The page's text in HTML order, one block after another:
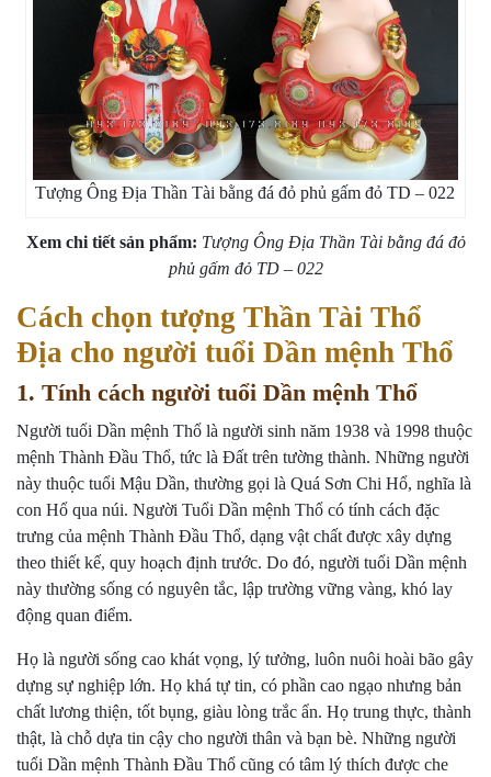
Tượng Ông Địa Thần Tài bằng đá đỏ phủ gấm đỏ TD – 022
Xem chi tiết sản phẩm: Tượng Ông Địa Thần Tài bằng đá đỏ
phủ gấm đỏ TD – 022
Cách chọn tượng Thần Tài Thổ
Địa cho người tuổi Dần mệnh Thổ
1. Tính cách người tuổi Dần mệnh Thổ
Người tuổi Dần mệnh Thổ là người sinh năm 1938 và 1998 thuộc
mệnh Thành Đầu Thổ, tức là Đất trên tường thành. Những người
này thuộc tuổi Mậu Dần, thường gọi là Quá Sơn Chi Hổ, nghĩa là
con Hổ qua núi. Người Tuổi Dần mệnh Thổ có tính cách đặc
trưng của mệnh Thành Đầu Thổ, dạng vật chất được xây dựng
theo thiết kế, quy hoạch định trước. Do đó, người tuổi Dần mệnh
này thường sống có nguyên tắc, lập trường vững vàng, khó lay
động quan điểm.
Họ là người sống cao khát vọng, lý tưởng, luôn nuôi hoài bão gây
dựng sự nghiệp lớn. Họ khá tự tin, có phần cao ngạo nhưng bản
chất lương thiện, tốt bụng, giàu lòng trắc ẩn. Họ trung thực, thành
thật, là chỗ dựa tin cậy cho người thân và bạn bè. Những người
tuổi Dần mệnh Thành Đầu Thổ cũng có tâm lý thích được che